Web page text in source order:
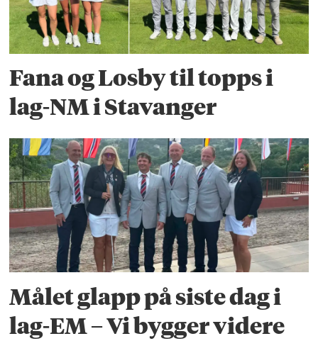
Fana og Losby til topps i
lag-NM i Stavanger
Målet glapp på siste dag i
lag-EM – Vi bygger videre